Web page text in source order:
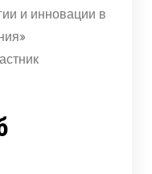
и инновации в